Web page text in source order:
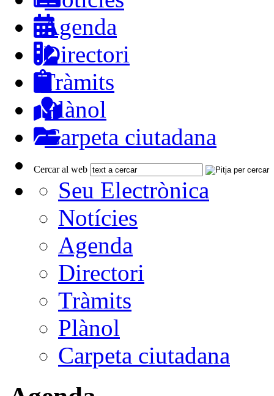
Agenda
Directori
Tràmits
Plànol
Carpeta ciutadana
Cercar al web
Seu Electrònica
Notícies
Agenda
Directori
Tràmits
Plànol
Carpeta ciutadana